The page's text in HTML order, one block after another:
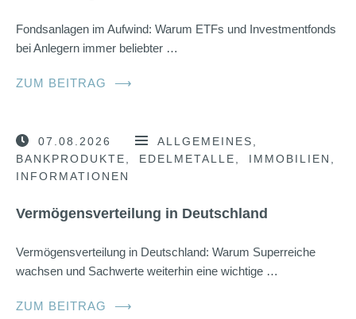
Fondsanlagen im Aufwind: Warum ETFs und Investmentfonds
bei Anlegern immer beliebter …
ZUM BEITRAG ⟶
07.08.2026
ALLGEMEINES
BANKPRODUKTE
EDELMETALLE
IMMOBILIEN
INFORMATIONEN
Vermögensverteilung in Deutschland
Vermögensverteilung in Deutschland: Warum Superreiche
wachsen und Sachwerte weiterhin eine wichtige …
ZUM BEITRAG ⟶